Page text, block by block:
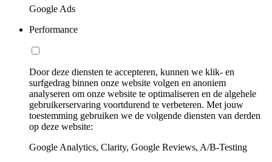
Google Ads
Performance
Door deze diensten te accepteren, kunnen we klik- en
surfgedrag binnen onze website volgen en anoniem
analyseren om onze website te optimaliseren en de algehele
gebruikerservaring voortdurend te verbeteren. Met jouw
toestemming gebruiken we de volgende diensten van derden
op deze website:
Google Analytics, Clarity, Google Reviews, A/B-Testing